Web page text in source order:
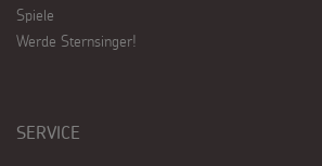
Spiele
Werde Sternsinger!
SERVICE